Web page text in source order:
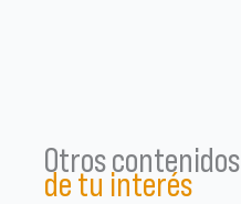
Otros contenidos
de tu interés